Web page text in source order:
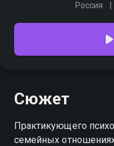
Россия
Сюжет
Практикующего
семейных